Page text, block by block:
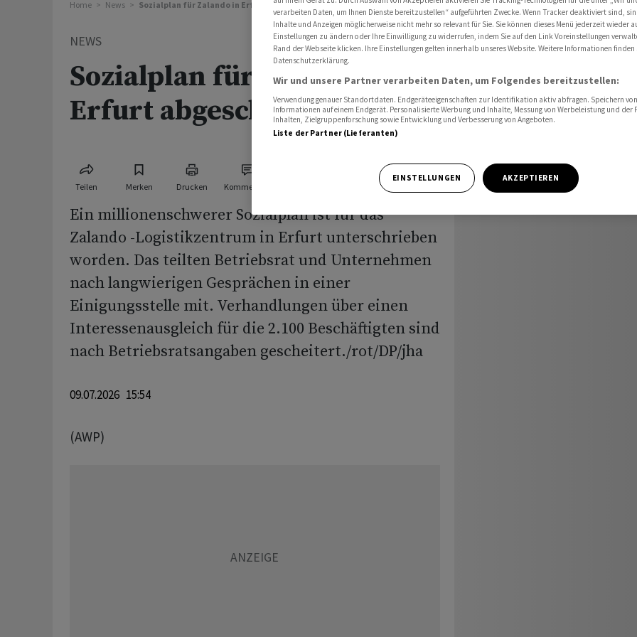
Home News Sozialplan für Zalando in Erfurt abgeschlossen
NEWS
Sozialplan für Zalando in
Erfurt abgeschlossen
Teilen Merken Drucken Kommentare
Ein millionenschwerer Sozialplan ist für das
Zalando -Logistikzentrum in Erfurt unterschrieben
worden. Das teilten Betriebsrat und Unternehmen
nach langwierigen Gesprächen in einer
Einigungsstelle mit. Verhandlungen über einen
Interessenausgleich für die 2.100 Beschäftigten sind
nach Betriebsratsangaben gescheitert./rot/DP/jha
09.07.2026 15:54
(AWP)
verarbeiten Daten, um Ihnen Dienste bereitzustellen“ aufgeführten Zwecke. Wenn Tracker deaktiviert sind,
Inhalte und Anzeigen möglicherweise nicht mehr so relevant für Sie. Sie können dieses Menü jederzeit wieder
Einstellungen zu ändern oder Ihre Einwilligung zu widerrufen, indem Sie auf den Link Voreinstellungen
Rand der Webseite klicken. Ihre Einstellungen gelten innerhalb unseres Website. Weitere Informationen finden
Datenschutzerklärung.
Wir und unsere Partner verarbeiten Daten, um Folgendes bereitzustellen:
Verwendung genauer Standortdaten. Endgeräteeigenschaften zur Identifikation aktiv abfragen. Speichern
Informationen auf einem Endgerät. Personalisierte Werbung und Inhalte, Messung von Werbeleistung und der
Inhalten, Zielgruppenforschung sowie Entwicklung und Verbesserung von Angeboten.
Liste der Partner (Lieferanten)
EINSTELLUNGEN AKZEPTIEREN